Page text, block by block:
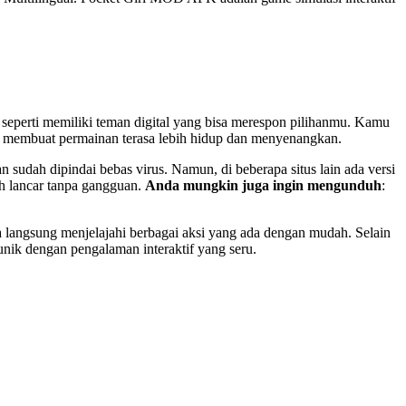
memiliki teman digital yang bisa merespon pilihanmu. Kamu
permainan terasa lebih hidup dan menyenangkan.
dipindai bebas virus. Namun, di beberapa situs lain ada versi
lancar tanpa gangguan. Anda mungkin juga ingin mengunduh: ​
menjelajahi berbagai aksi yang ada dengan mudah. Selain
dengan pengalaman interaktif yang seru.